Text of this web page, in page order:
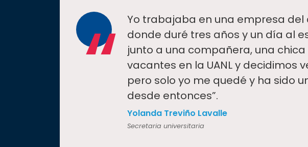
“
Yo trabajaba en una empresa
donde duré tres años y un día al
junto a una compañera, una
vacantes en la UANL y decidimos
pero solo yo me quedé y ha sido
desde entonces”.
Yolanda Treviño Lavalle
Secretaria universitaria